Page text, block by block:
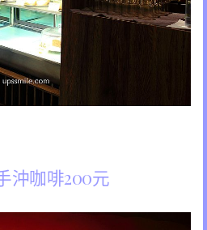
沖咖啡200元